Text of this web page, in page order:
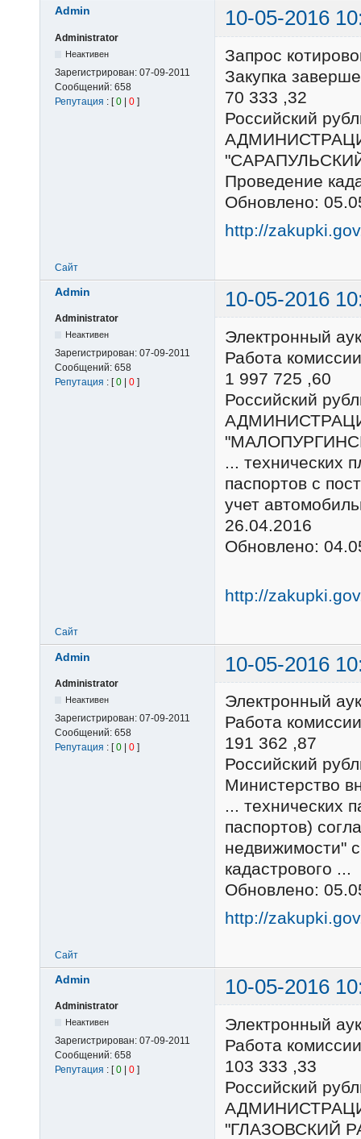
Admin 10-05-2016
Administrator
Неактивен
Зарегистрирован: 07-09-2011
Сообщений: 658
Репутация : [0 | 0 ]
Запрос
Закупка
70 333 ,32
Российский
Проведение
Обновлено:
http://
Сайт
Admin 10-05-2016
Administrator
Неактивен
Зарегистрирован: 07-09-2011
Сообщений: 658
Репутация : [0 0 ]
Электронный
Работа
1 997 725 ,60
Российский
... технических
паспортов с
учет
26.04.2016
Обновлено:
http://
Сайт
Admin 10-05-2016
Administrator
Неактивен
Зарегистрирован: 07-09-2011
Сообщений: 658
Репутация : [0 | 0 ]
Электронный
Работа
191 362 ,87
Российский
Министерство
... технических
паспортов)
недвижимости"
кадастрового
Обновлено:
http://
Сайт
Admin 10-05-2016
Administrator
Неактивен
Зарегистрирован: 07-09-2011
Сообщений: 658
Репутация : [0 0 ]
Электронный
Работа
103 333 ,33
Российский
"ГЛАЗОВСКИЙ